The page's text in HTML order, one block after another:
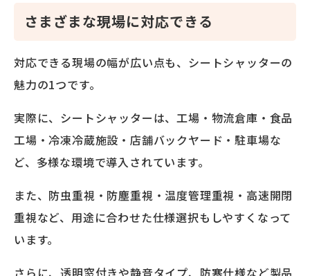
さまざまな現場に対応できる
対応できる現場の幅が広い点も、シートシャッターの
魅力の1つです。
実際に、シートシャッターは、工場・物流倉庫・食品
工場・冷凍冷蔵施設・店舗バックヤード・駐車場な
ど、多様な環境で導入されています。
また、防虫重視・防塵重視・温度管理重視・高速開閉
重視など、用途に合わせた仕様選択もしやすくなって
います。
さらに、透明窓付きや静音タイプ、防寒仕様など製品